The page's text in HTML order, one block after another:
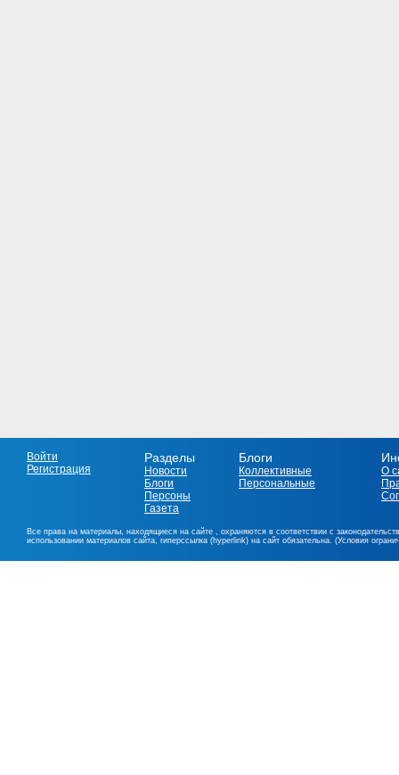
Войти
Регистрация
Разделы
Новости
Блоги
Персоны
Газета
Блоги
Коллективные
Персональные
О
Все права на материалы, находящиеся на сайте , охраняются в соответствии с
использовании материалов сайта, гиперссылка (hyperlink) на сайт обязательна. (Условия